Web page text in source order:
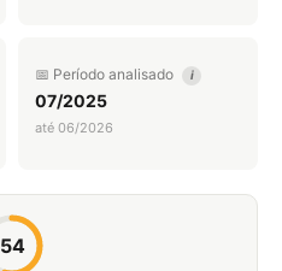
📅 Período analisado i
07/2025
até 06/2026
54